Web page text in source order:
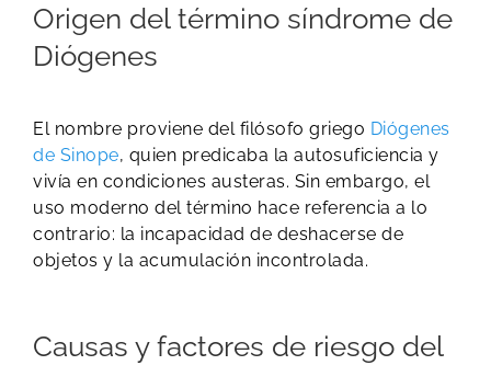
Origen del término síndrome de
Diógenes
El nombre proviene del filósofo griego Diógenes
de Sinope, quien predicaba la autosuficiencia y
vivía en condiciones austeras. Sin embargo, el
uso moderno del término hace referencia a lo
contrario: la incapacidad de deshacerse de
objetos y la acumulación incontrolada.
Causas y factores de riesgo del